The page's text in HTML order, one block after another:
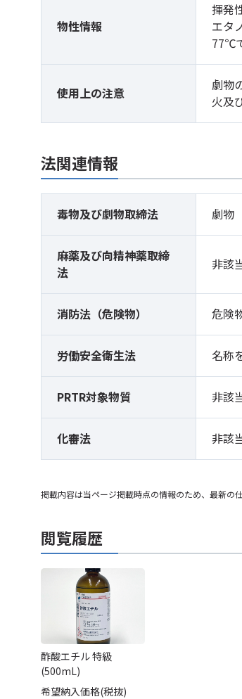
物性情報
揮発
エタ
77℃
使用上の注意
劇物
火及
法関連情報
毒物及び劇物取締法 劇物
麻薬及び向精神薬取締
法
非該
消防法（危険物） 危険
労働安全衛生法 名称
PRTR対象物質 非該
化審法 非該
掲載内容は当ページ掲載時点の情報のため、最新の
閲覧履歴
酢酸エチル 特級
(500mL)
希望納入価格(税抜)